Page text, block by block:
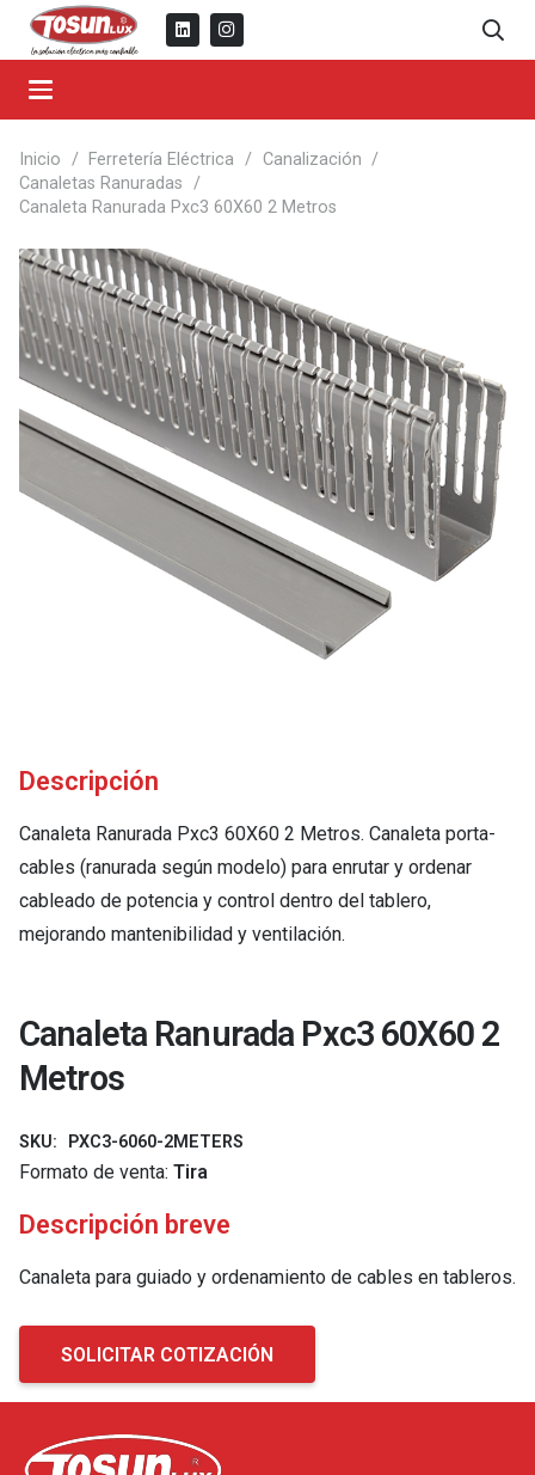
Inicio / Ferretería Eléctrica / Canalización /
Canaletas Ranuradas /
Canaleta Ranurada Pxc3 60X60 2 Metros
Descripción
Canaleta Ranurada Pxc3 60X60 2 Metros. Canaleta porta-
cables (ranurada según modelo) para enrutar y ordenar
cableado de potencia y control dentro del tablero,
mejorando mantenibilidad y ventilación.
Canaleta Ranurada Pxc3 60X60 2
Metros
SKU: PXC3-6060-2METERS
Formato de venta: Tira
Descripción breve
Canaleta para guiado y ordenamiento de cables en tableros.
SOLICITAR COTIZACIÓN